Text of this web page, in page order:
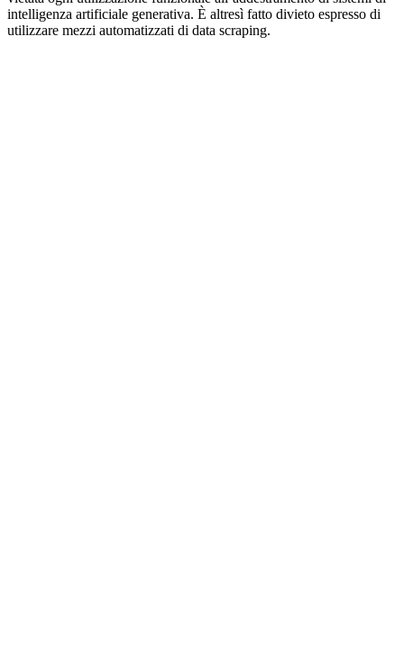
intelligenza artificiale generativa. È altresì fatto divieto espresso di
utilizzare mezzi automatizzati di data scraping.